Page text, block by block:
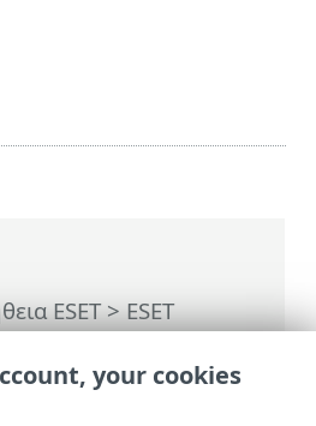
ESET>ESET
>Ρυθμίσεις για
Προστασίες> Έλεγχος
your cookies